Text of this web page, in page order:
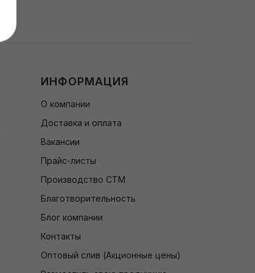
ИНФОРМАЦИЯ
О компании
Доставка и оплата
Вакансии
Прайс-листы
Производство СТМ
Благотворительность
Блог компании
Контакты
Оптовый слив (Акционные цены)